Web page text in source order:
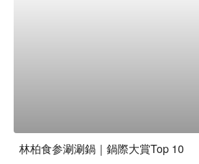
林柏食参涮涮鍋｜鍋際大賞Top 10